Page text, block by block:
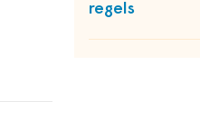
regels